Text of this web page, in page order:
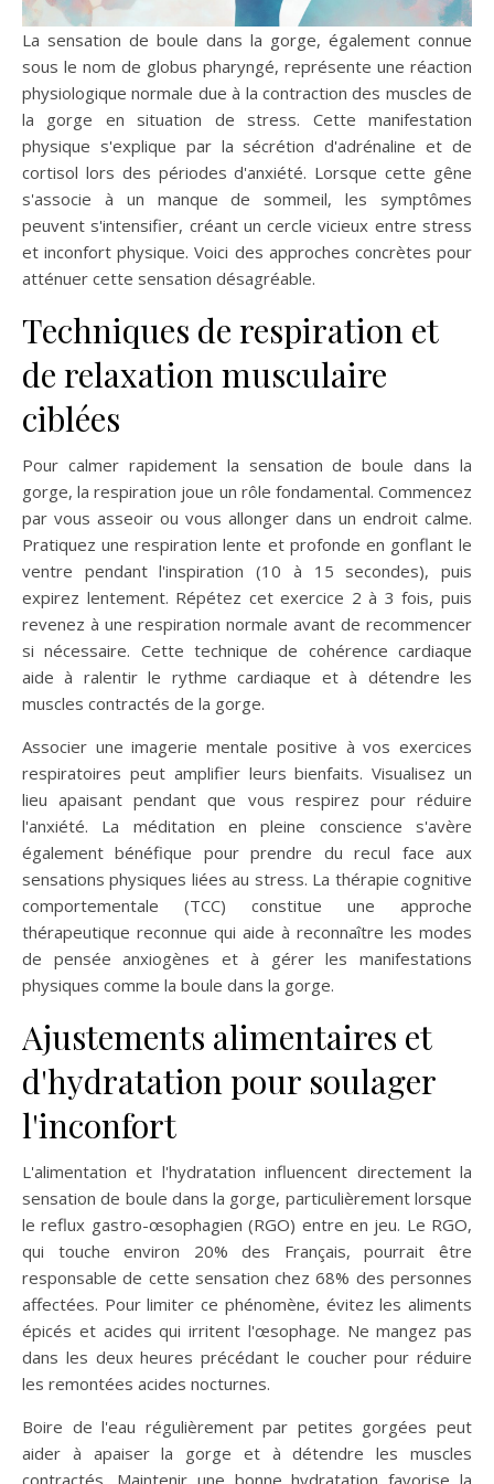
La sensation de boule dans la gorge, également connue
sous le nom de globus pharyngé, représente une réaction
physiologique normale due à la contraction des muscles de
la gorge en situation de stress. Cette manifestation
physique s'explique par la sécrétion d'adrénaline et de
cortisol lors des périodes d'anxiété. Lorsque cette gêne
s'associe à un manque de sommeil, les symptômes
peuvent s'intensifier, créant un cercle vicieux entre stress
et inconfort physique. Voici des approches concrètes pour
atténuer cette sensation désagréable.
Techniques de respiration et
de relaxation musculaire
ciblées
Pour calmer rapidement la sensation de boule dans la
gorge, la respiration joue un rôle fondamental. Commencez
par vous asseoir ou vous allonger dans un endroit calme.
Pratiquez une respiration lente et profonde en gonflant le
ventre pendant l'inspiration (10 à 15 secondes), puis
expirez lentement. Répétez cet exercice 2 à 3 fois, puis
revenez à une respiration normale avant de recommencer
si nécessaire. Cette technique de cohérence cardiaque
aide à ralentir le rythme cardiaque et à détendre les
muscles contractés de la gorge.
Associer une imagerie mentale positive à vos exercices
respiratoires peut amplifier leurs bienfaits. Visualisez un
lieu apaisant pendant que vous respirez pour réduire
l'anxiété. La méditation en pleine conscience s'avère
également bénéfique pour prendre du recul face aux
sensations physiques liées au stress. La thérapie cognitive
comportementale (TCC) constitue une approche
thérapeutique reconnue qui aide à reconnaître les modes
de pensée anxiogènes et à gérer les manifestations
physiques comme la boule dans la gorge.
Ajustements alimentaires et
d'hydratation pour soulager
l'inconfort
L'alimentation et l'hydratation influencent directement la
sensation de boule dans la gorge, particulièrement lorsque
le reflux gastro-œsophagien (RGO) entre en jeu. Le RGO,
qui touche environ 20% des Français, pourrait être
responsable de cette sensation chez 68% des personnes
affectées. Pour limiter ce phénomène, évitez les aliments
épicés et acides qui irritent l'œsophage. Ne mangez pas
dans les deux heures précédant le coucher pour réduire
les remontées acides nocturnes.
Boire de l'eau régulièrement par petites gorgées peut
aider à apaiser la gorge et à détendre les muscles
contractés. Maintenir une bonne hydratation favorise la